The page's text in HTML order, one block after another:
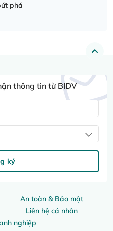
phá
An toàn & Bảo mật
Liên hệ cá nhân
nghiệp
thông tin từ BIDV
ký